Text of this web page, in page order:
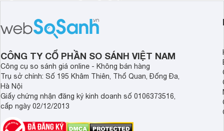
chọn đáng cân nhắc.
vùng nấu đáng mua
CÔNG TY CỔ PHẦN SO SÁNH VIỆT NAM
Công cụ so sánh giá online - Không bán hàng
Trụ sở chính: Số 195 Khâm Thiên, Thổ Quan, Đống Đa,
Hà Nội
Giấy chứng nhận đăng ký kinh doanh số 0106373516,
cấp ngày 02/12/2013